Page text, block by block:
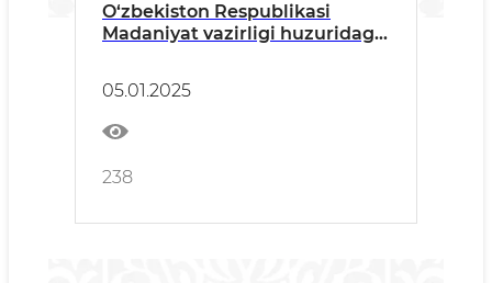
O‘zbekiston Respublikasi
Madaniyat vazirligi huzuridagi
ISH REJASI
05.01.2025
238